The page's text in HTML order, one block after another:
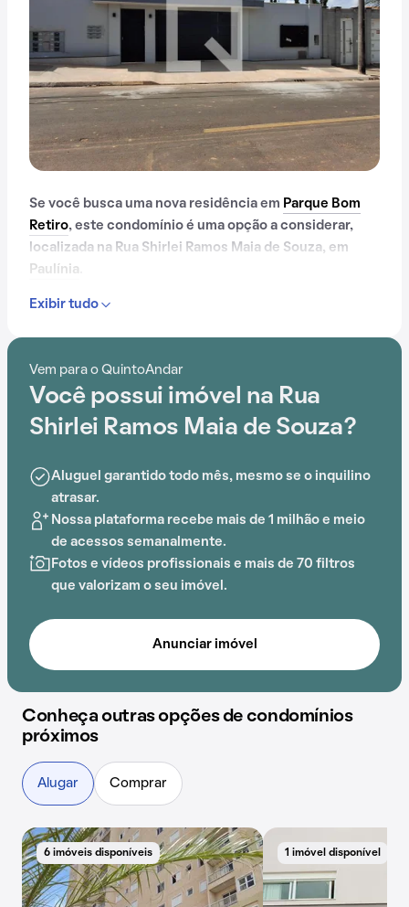
Se você busca uma nova residência em Parque Bom
Retiro, este condomínio é uma opção a considerar,
localizada na Rua Shirlei Ramos Maia de Souza, em
Paulínia
Exibir tudo
Vem para o QuintoAndar
Você possui imóvel na Rua
Shirlei Ramos Maia de Souza?
Aluguel garantido todo mês, mesmo se o inquilino
atrasar.
Nossa plataforma recebe mais de 1 milhão e meio
de acessos semanalmente.
Fotos e vídeos profissionais e mais de 70 filtros
que valorizam o seu imóvel.
Anunciar imóvel
Conheça outras opções de condomínios
próximos
Alugar Comprar
6 imóveis disponíveis 1 imóvel disponível